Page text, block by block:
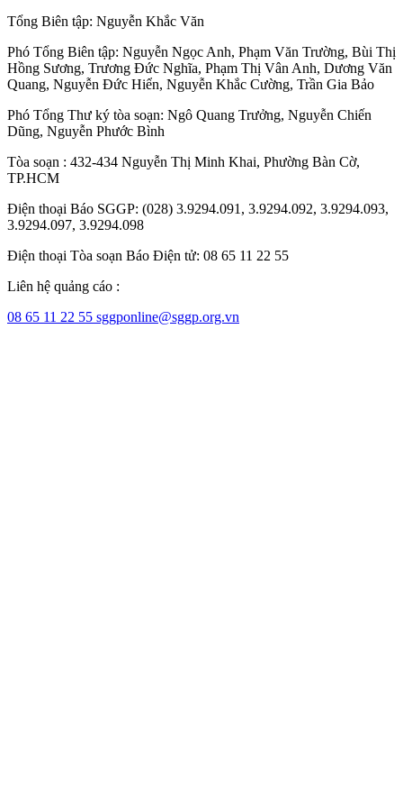
Tổng Biên tập: Nguyễn Khắc Văn
Phó Tổng Biên tập: Nguyễn Ngọc Anh, Phạm Văn Trường, Bùi Thị
Hồng Sương, Trương Đức Nghĩa, Phạm Thị Vân Anh, Dương Văn
Quang, Nguyễn Đức Hiển, Nguyễn Khắc Cường, Trần Gia Bảo
Phó Tổng Thư ký tòa soạn: Ngô Quang Trưởng, Nguyễn Chiến
Dũng, Nguyễn Phước Bình
Tòa soạn : 432-434 Nguyễn Thị Minh Khai, Phường Bàn Cờ,
TP.HCM
Điện thoại Báo SGGP: (028) 3.9294.091, 3.9294.092, 3.9294.093,
3.9294.097, 3.9294.098
Điện thoại Tòa soạn Báo Điện tử: 08 65 11 22 55
Liên hệ quảng cáo :
08 65 11 22 55 sggponline@sggp.org.vn